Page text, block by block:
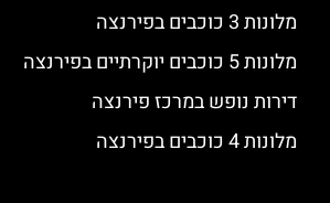
מלונות 3 כוכבים בפירנצה
מלונות 5 כוכבים יוקרתיים בפירנצה
דירות נופש במרכז פירנצה
מלונות 4 כוכבים בפירנצה